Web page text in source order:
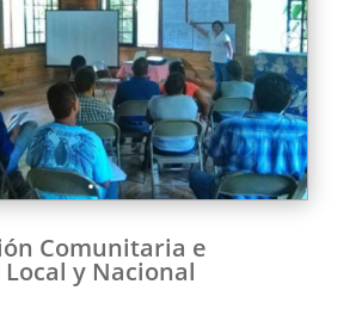
Comunitaria e
y Nacional